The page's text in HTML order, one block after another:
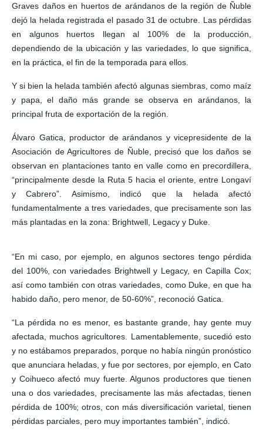
Graves daños en huertos de arándanos de la región de Ñuble
dejó la helada registrada el pasado 31 de octubre. Las pérdidas
en algunos huertos llegan al 100% de la producción,
dependiendo de la ubicación y las variedades, lo que significa,
en la práctica, el fin de la temporada para ellos.
Y si bien la helada también afectó algunas siembras, como maíz
y papa, el daño más grande se observa en arándanos, la
principal fruta de exportación de la región.
Álvaro Gatica, productor de arándanos y vicepresidente de la
Asociación de Agricultores de Ñuble, precisó que los daños se
observan en plantaciones tanto en valle como en precordillera,
“principalmente desde la Ruta 5 hacia el oriente, entre Longaví
y Cabrero”. Asimismo, indicó que la helada afectó
fundamentalmente a tres variedades, que precisamente son las
más plantadas en la zona: Brightwell, Legacy y Duke.
“En mi caso, por ejemplo, en algunos sectores tengo pérdida
del 100%, con variedades Brightwell y Legacy, en Capilla Cox;
así como también con otras variedades, como Duke, en que ha
habido daño, pero menor, de 50-60%”, reconoció Gatica.
“La pérdida no es menor, es bastante grande, hay gente muy
afectada, muchos agricultores. Lamentablemente, sucedió esto
y no estábamos preparados, porque no había ningún pronóstico
que anunciara heladas, y fue por sectores, por ejemplo, en Cato
y Coihueco afectó muy fuerte. Algunos productores que tienen
una o dos variedades, precisamente las más afectadas, tienen
pérdida de 100%; otros, con más diversificación varietal, tienen
pérdidas parciales, pero muy importantes también”, indicó.